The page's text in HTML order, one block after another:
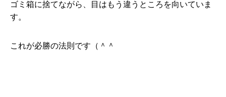
ゴミ箱に捨てながら、目はもう違うところを向いていま
す。
これが必勝の法則です（＾＾